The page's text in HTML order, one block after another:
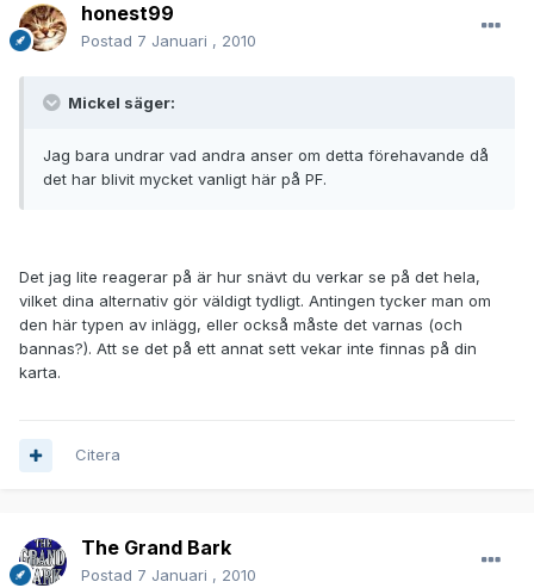
honest99
Postad 7 Januari , 2010
Mickel säger:
Jag bara undrar vad andra anser om detta förehavande då
det har blivit mycket vanligt här på PF.
Det jag lite reagerar på är hur snävt du verkar se på det hela,
vilket dina alternativ gör väldigt tydligt. Antingen tycker man om
den här typen av inlägg, eller också måste det varnas (och
bannas?). Att se det på ett annat sett vekar inte finnas på din
karta.
Citera
The Grand Bark
Postad 7 Januari , 2010